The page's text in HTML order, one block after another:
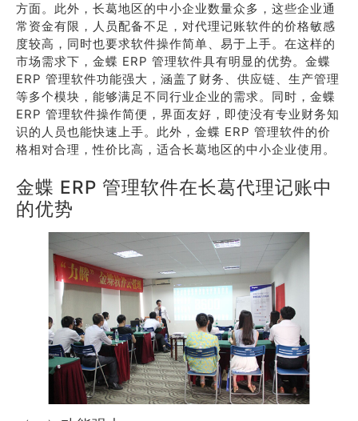
方面。此外，长葛地区的中小企业数量众多，这些企业通
常资金有限，人员配备不足，对代理记账软件的价格敏感
度较高，同时也要求软件操作简单、易于上手。在这样的
市场需求下，金蝶 ERP 管理软件具有明显的优势。金蝶
ERP 管理软件功能强大，涵盖了财务、供应链、生产管理
等多个模块，能够满足不同行业企业的需求。同时，金蝶
ERP 管理软件操作简便，界面友好，即使没有专业财务知
识的人员也能快速上手。此外，金蝶 ERP 管理软件的价
格相对合理，性价比高，适合长葛地区的中小企业使用。
金蝶 ERP 管理软件在长葛代理记账中
的优势